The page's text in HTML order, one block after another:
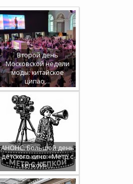
Второй день
Московской недели
моды: китайское
ципао,…
АНОНС. Большой день
детского кино «Метр с
кепкой»:…